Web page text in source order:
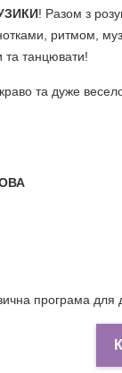
! Разом з
ритмом,
та танцювати!
та дуже
програма для